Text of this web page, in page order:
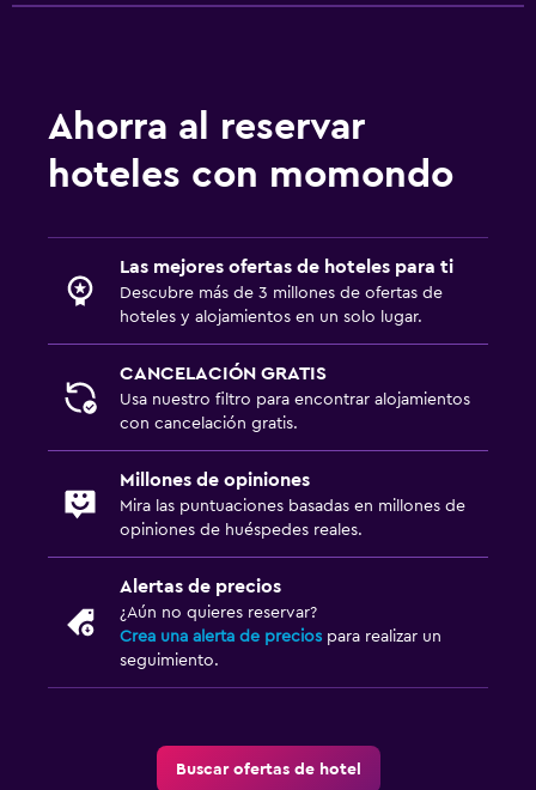
Ahorra al reservar
hoteles con momondo
Las mejores ofertas de hoteles para ti
Descubre más de 3 millones de ofertas de
hoteles y alojamientos en un solo lugar.
CANCELACIÓN GRATIS
Usa nuestro filtro para encontrar alojamientos
con cancelación gratis.
Millones de opiniones
Mira las puntuaciones basadas en millones de
opiniones de huéspedes reales.
Alertas de precios
¿Aún no quieres reservar?
Crea una alerta de precios para realizar un
seguimiento.
Buscar ofertas de hotel